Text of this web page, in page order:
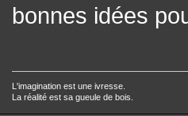
bonnes idées
L'imagination est une ivresse.
La réalité est sa gueule de bois.